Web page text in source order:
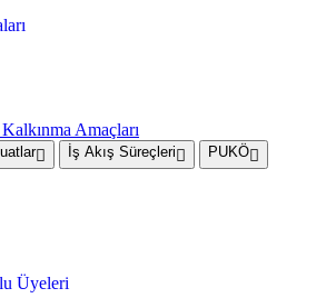
Amaçları
İş Akış Süreçleri PUKÖ
Üyeleri